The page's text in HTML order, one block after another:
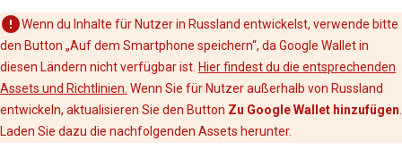
Wenn du Inhalte für Nutzer in Russland entwickelst, verwende bitte
den Button „Auf dem Smartphone speichern“, da Google Wallet in
diesen Ländern nicht verfügbar ist. Hier findest du die entsprechenden
Assets und Richtlinien. Wenn Sie für Nutzer außerhalb von Russland
entwickeln, aktualisieren Sie den Button Zu Google Wallet hinzufügen
Laden Sie dazu die nachfolgenden Assets herunter.